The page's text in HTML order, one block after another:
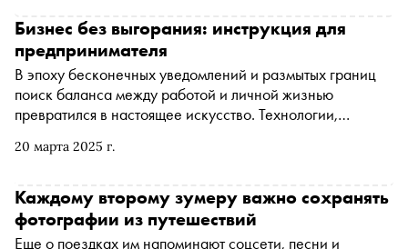
20 марта 2025 г.
Бизнес без выгорания: инструкция для
предпринимателя
В эпоху бесконечных уведомлений и размытых границ
поиск баланса между работой и личной жизнью
превратился в настоящее искусство. Технологии,
рабочие письма за ужином, а личные сообщения читаем
могут стать союзниками в построении гармоничной
жизни
Каждому второму зумеру важно сохранять
фотографии из путешествий
Еще о поездках им напоминают соцсети, песни и